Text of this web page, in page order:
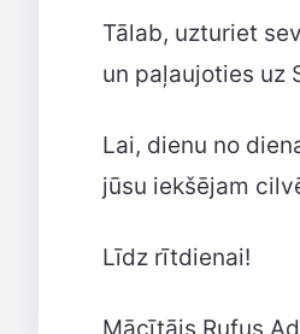
Tālab, uzturiet
un paļaujoties uz
Lai, dienu no
jūsu iekšējam
Līdz rītdienai!
Mācītājs Rufus